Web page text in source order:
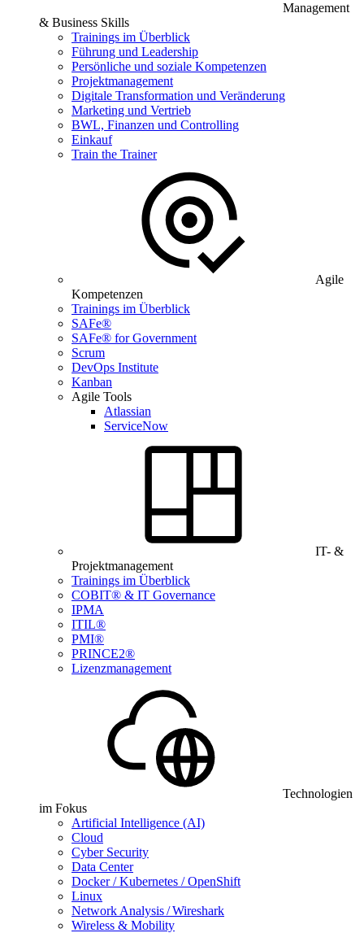
Management
& Business Skills
Trainings im Überblick
Führung und Leadership
Persönliche und soziale Kompetenzen
Projektmanagement
Digitale Transformation und Veränderung
Marketing und Vertrieb
BWL, Finanzen und Controlling
Einkauf
Train the Trainer
Agile
Kompetenzen
Trainings im Überblick
SAFe®
SAFe® for Government
Scrum
DevOps Institute
Kanban
Agile Tools
Atlassian
ServiceNow
IT- &
Projektmanagement
Trainings im Überblick
COBIT® & IT Governance
IPMA
ITIL®
PMI®
PRINCE2®
Lizenzmanagement
Technologien
im Fokus
Artificial Intelligence (AI)
Cloud
Cyber Security
Data Center
Docker / Kubernetes / OpenShift
Linux
Network Analysis / Wireshark
Wireless & Mobility